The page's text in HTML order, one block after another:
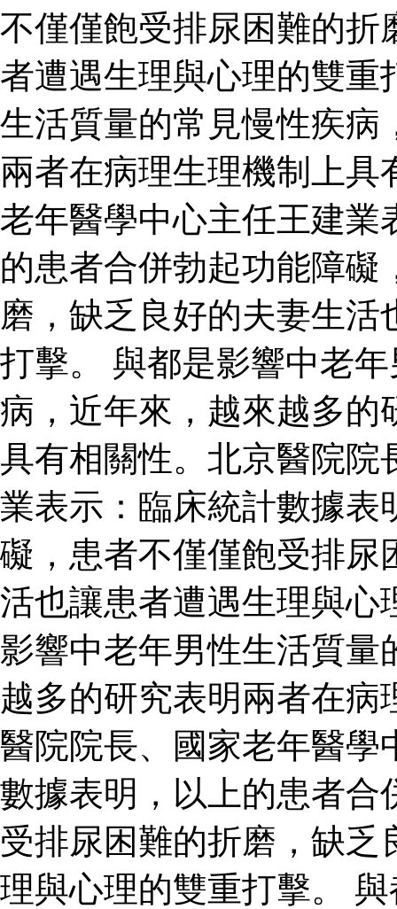
不僅僅飽受排尿困難的折
者遭遇生理與心理的雙重
生活質量的常見慢性疾病
兩者在病理生理機制上
老年醫學中心主任王建業
的患者合併勃起功能障
磨，缺乏良好的夫妻生
打擊。 與都是影響中老
病，近年來，越來越多的
具有相關性。北京醫院院
業表示：臨床統計數據表
礙，患者不僅僅飽受排尿
活也讓患者遭遇生理與
影響中老年男性生活質量
越多的研究表明兩者在
醫院院長、國家老年醫學
數據表明，以上的患者合
受排尿困難的折磨，缺
理與心理的雙重打擊。